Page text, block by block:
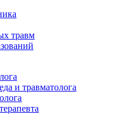
травм
и травматолога